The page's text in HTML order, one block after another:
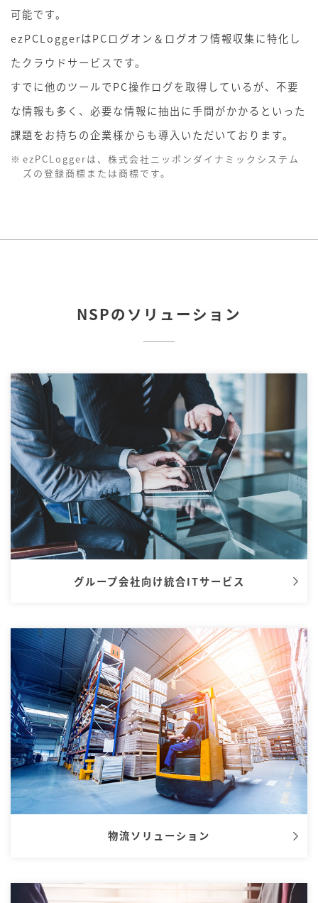
可能です。
ezPCLoggerはPCログオン＆ログオフ情報収集に特化し
たクラウドサービスです。
すでに他のツールでPC操作ログを取得しているが、不要
な情報も多く、必要な情報に抽出に手間がかかるといった
課題をお持ちの企業様からも導入いただいております。
ezPCLoggerは、株式会社ニッポンダイナミックシステム
ズの登録商標または商標です。
NSPのソリューション
グループ会社向け統合ITサービス
物流ソリューション